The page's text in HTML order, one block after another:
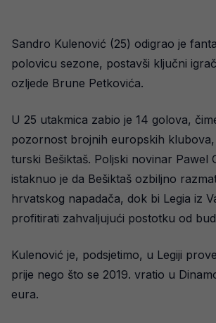
Sandro Kulenović (25) odigrao je
polovicu sezone, postavši ključni
ozljede Brune Petkovića.
U 25 utakmica zabio je 14 golova,
pozornost brojnih europskih
turski Bešiktaš. Poljski novinar Pawel
istaknuo je da Bešiktaš ozbiljno
hrvatskog napadača, dok bi Legia iz
profitirati zahvaljujući postotku od
Kulenović je, podsjetimo, u Legiji
prije nego što se 2019. vratio u
eura.